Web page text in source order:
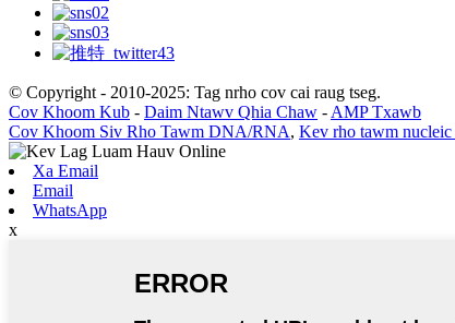
© Copyright - 2010-2025: Tag nrho cov cai raug tseg.
Cov Khoom Kub - Daim Ntawv Qhia Chaw -AMP Txawb
Cov Khoom Siv Rho Tawm DNA/RNA, Kev rho tawm nucleic
Xa Email
Email
WhatsApp
x